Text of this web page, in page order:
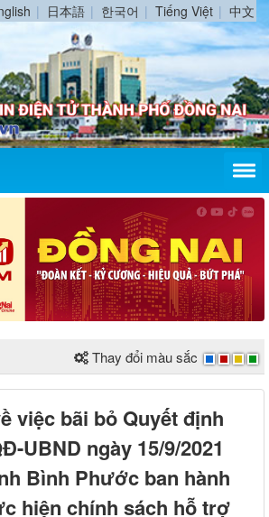
日本語 한국어 Tiếng Việt 中文
Thay đổi màu sắc
việc bãi bỏ Quyết định
UBND ngày 15/9/2021
Bình Phước ban hành
hiện chính sách hỗ trợ